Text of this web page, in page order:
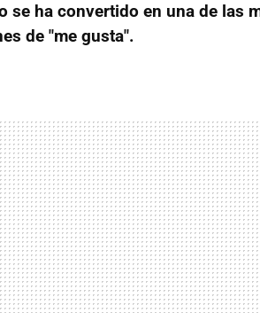
se ha convertido en una de las
de "me gusta".